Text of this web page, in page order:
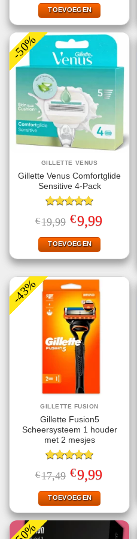
€28,78.
TOEVOEGEN
-50%
GILLETTE VENUS
Gillette Venus Comfortglide
Sensitive 4-Pack
Gewaardeerd
5.00uit 5
€19,99 Oorspronkelijke
prijs
was:
€19,99.
€9,99Huidige
prijs
TOEVOEGEN
-43%
GILLETTE FUSION
Gillette Fusion5
Scheersysteem 1 houder
met 2 mesjes
Gewaardeerd
5.00uit 5
€17,49 Oorspronkelijke
prijs
was:
€17,49.
€9,99Huidige
prijs
TOEVOEGEN